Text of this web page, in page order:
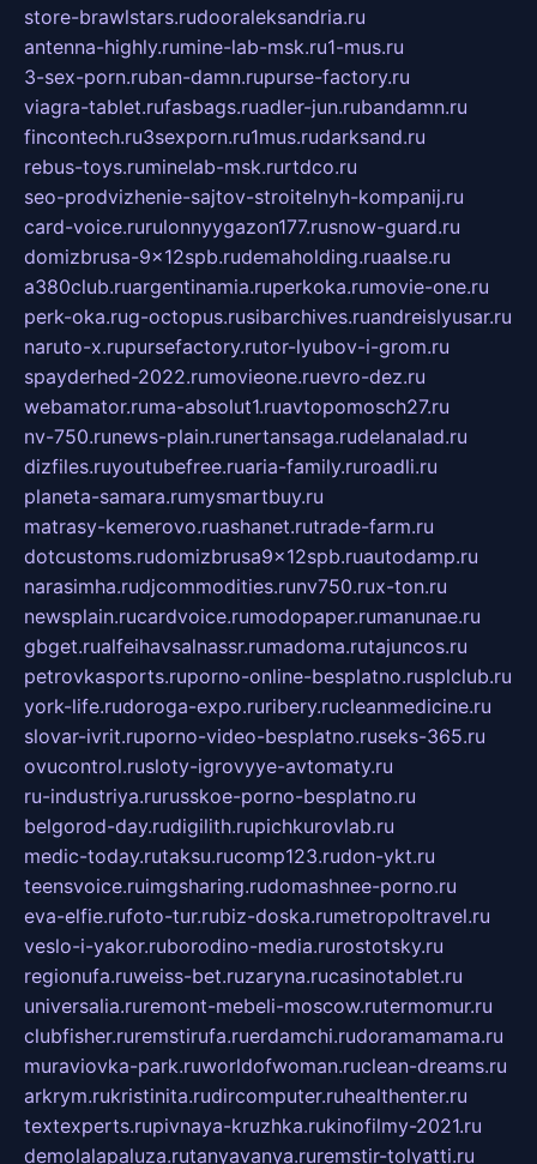
store-brawlstars.rudooraleksandria.ru
antenna-highly.rumine-lab-msk.ru1-mus.ru
3-sex-porn.ruban-damn.rupurse-factory.ru
viagra-tablet.rufasbags.ruadler-jun.rubandamn.ru
fincontech.ru3sexporn.ru1mus.rudarksand.ru
rebus-toys.ruminelab-msk.rurtdco.ru
seo-prodvizhenie-sajtov-stroitelnyh-kompanij.ru
card-voice.rurulonnyygazon177.rusnow-guard.ru
domizbrusa-9x12spb.rudemaholding.ruaalse.ru
a380club.ruargentinamia.ruperkoka.rumovie-one.ru
perk-oka.rug-octopus.rusibarchives.ruandreislyusar.ru
naruto-x.rupursefactory.rutor-lyubov-i-grom.ru
spayderhed-2022.rumovieone.ruevro-dez.ru
webamator.ruma-absolut1.ruavtopomosch27.ru
nv-750.runews-plain.runertansaga.rudelanalad.ru
dizfiles.ruyoutubefree.ruaria-family.ruroadli.ru
planeta-samara.rumysmartbuy.ru
matrasy-kemerovo.ruashanet.rutrade-farm.ru
dotcustoms.rudomizbrusa9x12spb.ruautodamp.ru
narasimha.rudjcommodities.runv750.rux-ton.ru
newsplain.rucardvoice.rumodopaper.rumanunae.ru
gbget.rualfeihavsalnassr.rumadoma.rutajuncos.ru
petrovkasports.ruporno-online-besplatno.rusplclub.ru
york-life.rudoroga-expo.ruribery.rucleanmedicine.ru
slovar-ivrit.ruporno-video-besplatno.ruseks-365.ru
ovucontrol.rusloty-igrovyye-avtomaty.ru
ru-industriya.rurusskoe-porno-besplatno.ru
belgorod-day.rudigilith.rupichkurovlab.ru
medic-today.rutaksu.rucomp123.rudon-ykt.ru
teensvoice.ruimgsharing.rudomashnee-porno.ru
eva-elfie.rufoto-tur.rubiz-doska.rumetropoltravel.ru
veslo-i-yakor.ruborodino-media.rurostotsky.ru
regionufa.ruweiss-bet.ruzaryna.rucasinotablet.ru
universalia.ruremont-mebeli-moscow.rutermomur.ru
clubfisher.ruremstirufa.ruerdamchi.rudoramamama.ru
muraviovka-park.ruworldofwoman.ruclean-dreams.ru
arkrym.rukristinita.rudircomputer.ruhealthenter.ru
textexperts.rupivnaya-kruzhka.rukinofilmy-2021.ru
demolalapaluza.rutanyavanya.ruremstir-tolyatti.ru